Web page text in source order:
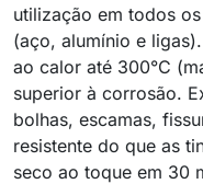
utilização em todos
(aço, alumínio e
ao calor até 300°C
superior à corrosão.
bolhas, escamas,
resistente do que as
seco ao toque em 30